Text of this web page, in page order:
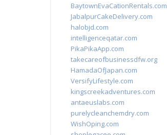
BaytownEvaCationRentals.com
JabalpurCakeDelivery.com
halobjd.com
intelligenceqatar.com
PikaPikaApp.com
takecareofbusinessdfw.org
HamadaOfJapan.com
VersifyLifestyle.com
kingscreekadventures.com
antaeuslabs.com
purelycleanchemdry.com
WishOping.com